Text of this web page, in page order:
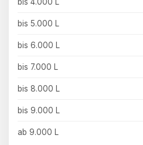
bis 5.000 L
bis 6.000 L
bis 7.000 L
bis 8.000 L
bis 9.000 L
ab 9.000 L